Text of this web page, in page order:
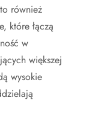
również
które łączą
w
większej
wysokie